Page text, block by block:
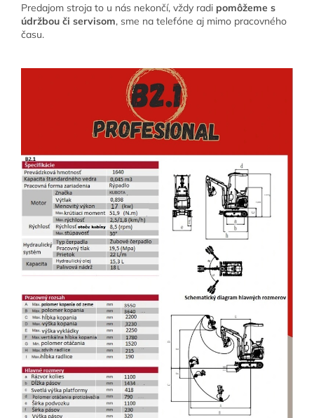
Predajom stroja to u nás nekončí, vždy radi pomôžeme s
údržbou či servisom, sme na telefóne aj mimo pracovného
času.